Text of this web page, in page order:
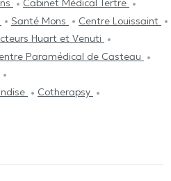
Cabinet Médical Tertre
Santé Mons
Centre Louissaint
Huart et Venuti
Paramédical de Casteau
Cotherapsy